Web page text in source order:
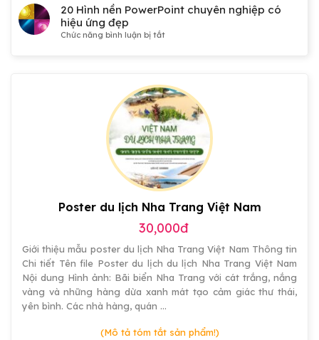
Đảng,
tranh
cổ
động
đẹp
Hình
hợp
miễn
phí
20 Hình nền PowerPoint chuyên nghiệp có
hiệu ứng đẹp
Chức năng bình luận bị tắtở
PowerPoint
chuyên
nghiệp
có
hiệu
ứng
đẹp
Poster du lịch Nha Trang Việt Nam
30,000đ
Giới thiệu mẫu poster du lịch Nha Trang Việt Nam Thông tin
Chi tiết Tên file Poster du lịch du lịch Nha Trang Việt Nam
Nội dung Hình ảnh: Bãi biển Nha Trang với cát trắng, nắng
vàng và những hàng dừa xanh mát tạo cảm giác thư thái,
yên bình. Các nhà hàng, quán …
(Mô tả tóm tắt sản phẩm!)